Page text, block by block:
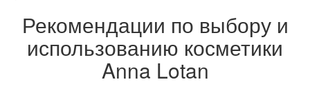
Рекомендации по выбору и
использованию косметики
Anna Lotan